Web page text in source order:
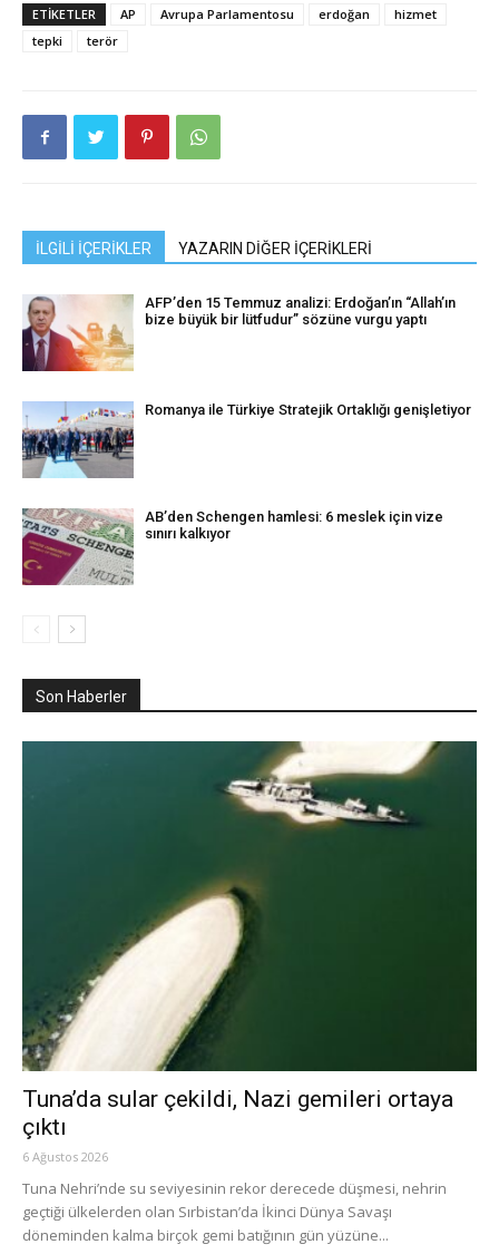
ETIKETLER AP Avrupa Parlamentosu erdoğan
hizmet
tepki
terör
İLGİLİ İÇERİKLER YAZARIN DİĞER İÇERİKLERİ
AFP’den 15 Temmuz analizi: Erdoğan’ın “Allah’ın
bize büyük bir lütfudur” sözüne vurgu yaptı
Romanya ile Türkiye Stratejik Ortaklığı genişletiyor
AB’den Schengen hamlesi: 6 meslek için vize
sınırı kalkıyor
Son Haberler
Tuna’da sular çekildi, Nazi gemileri ortaya
çıktı
6 Ağustos 2026
Tuna Nehri’nde su seviyesinin rekor derecede düşmesi, nehrin
geçtiği ülkelerden olan Sırbistan’da İkinci Dünya Savaşı
döneminden kalma birçok gemi batığının gün yüzüne...